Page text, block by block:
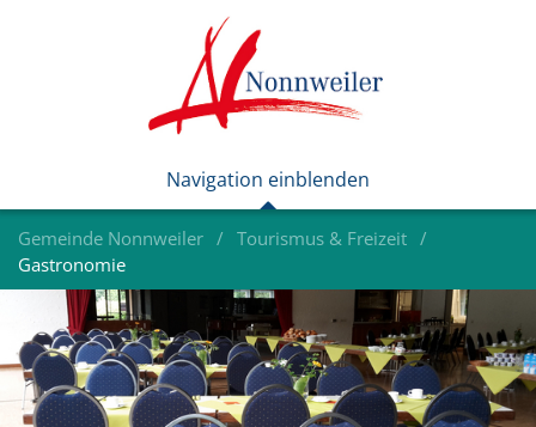
Gemeinde Nonnweiler
Tourismus & Freizeit
Gastronomie